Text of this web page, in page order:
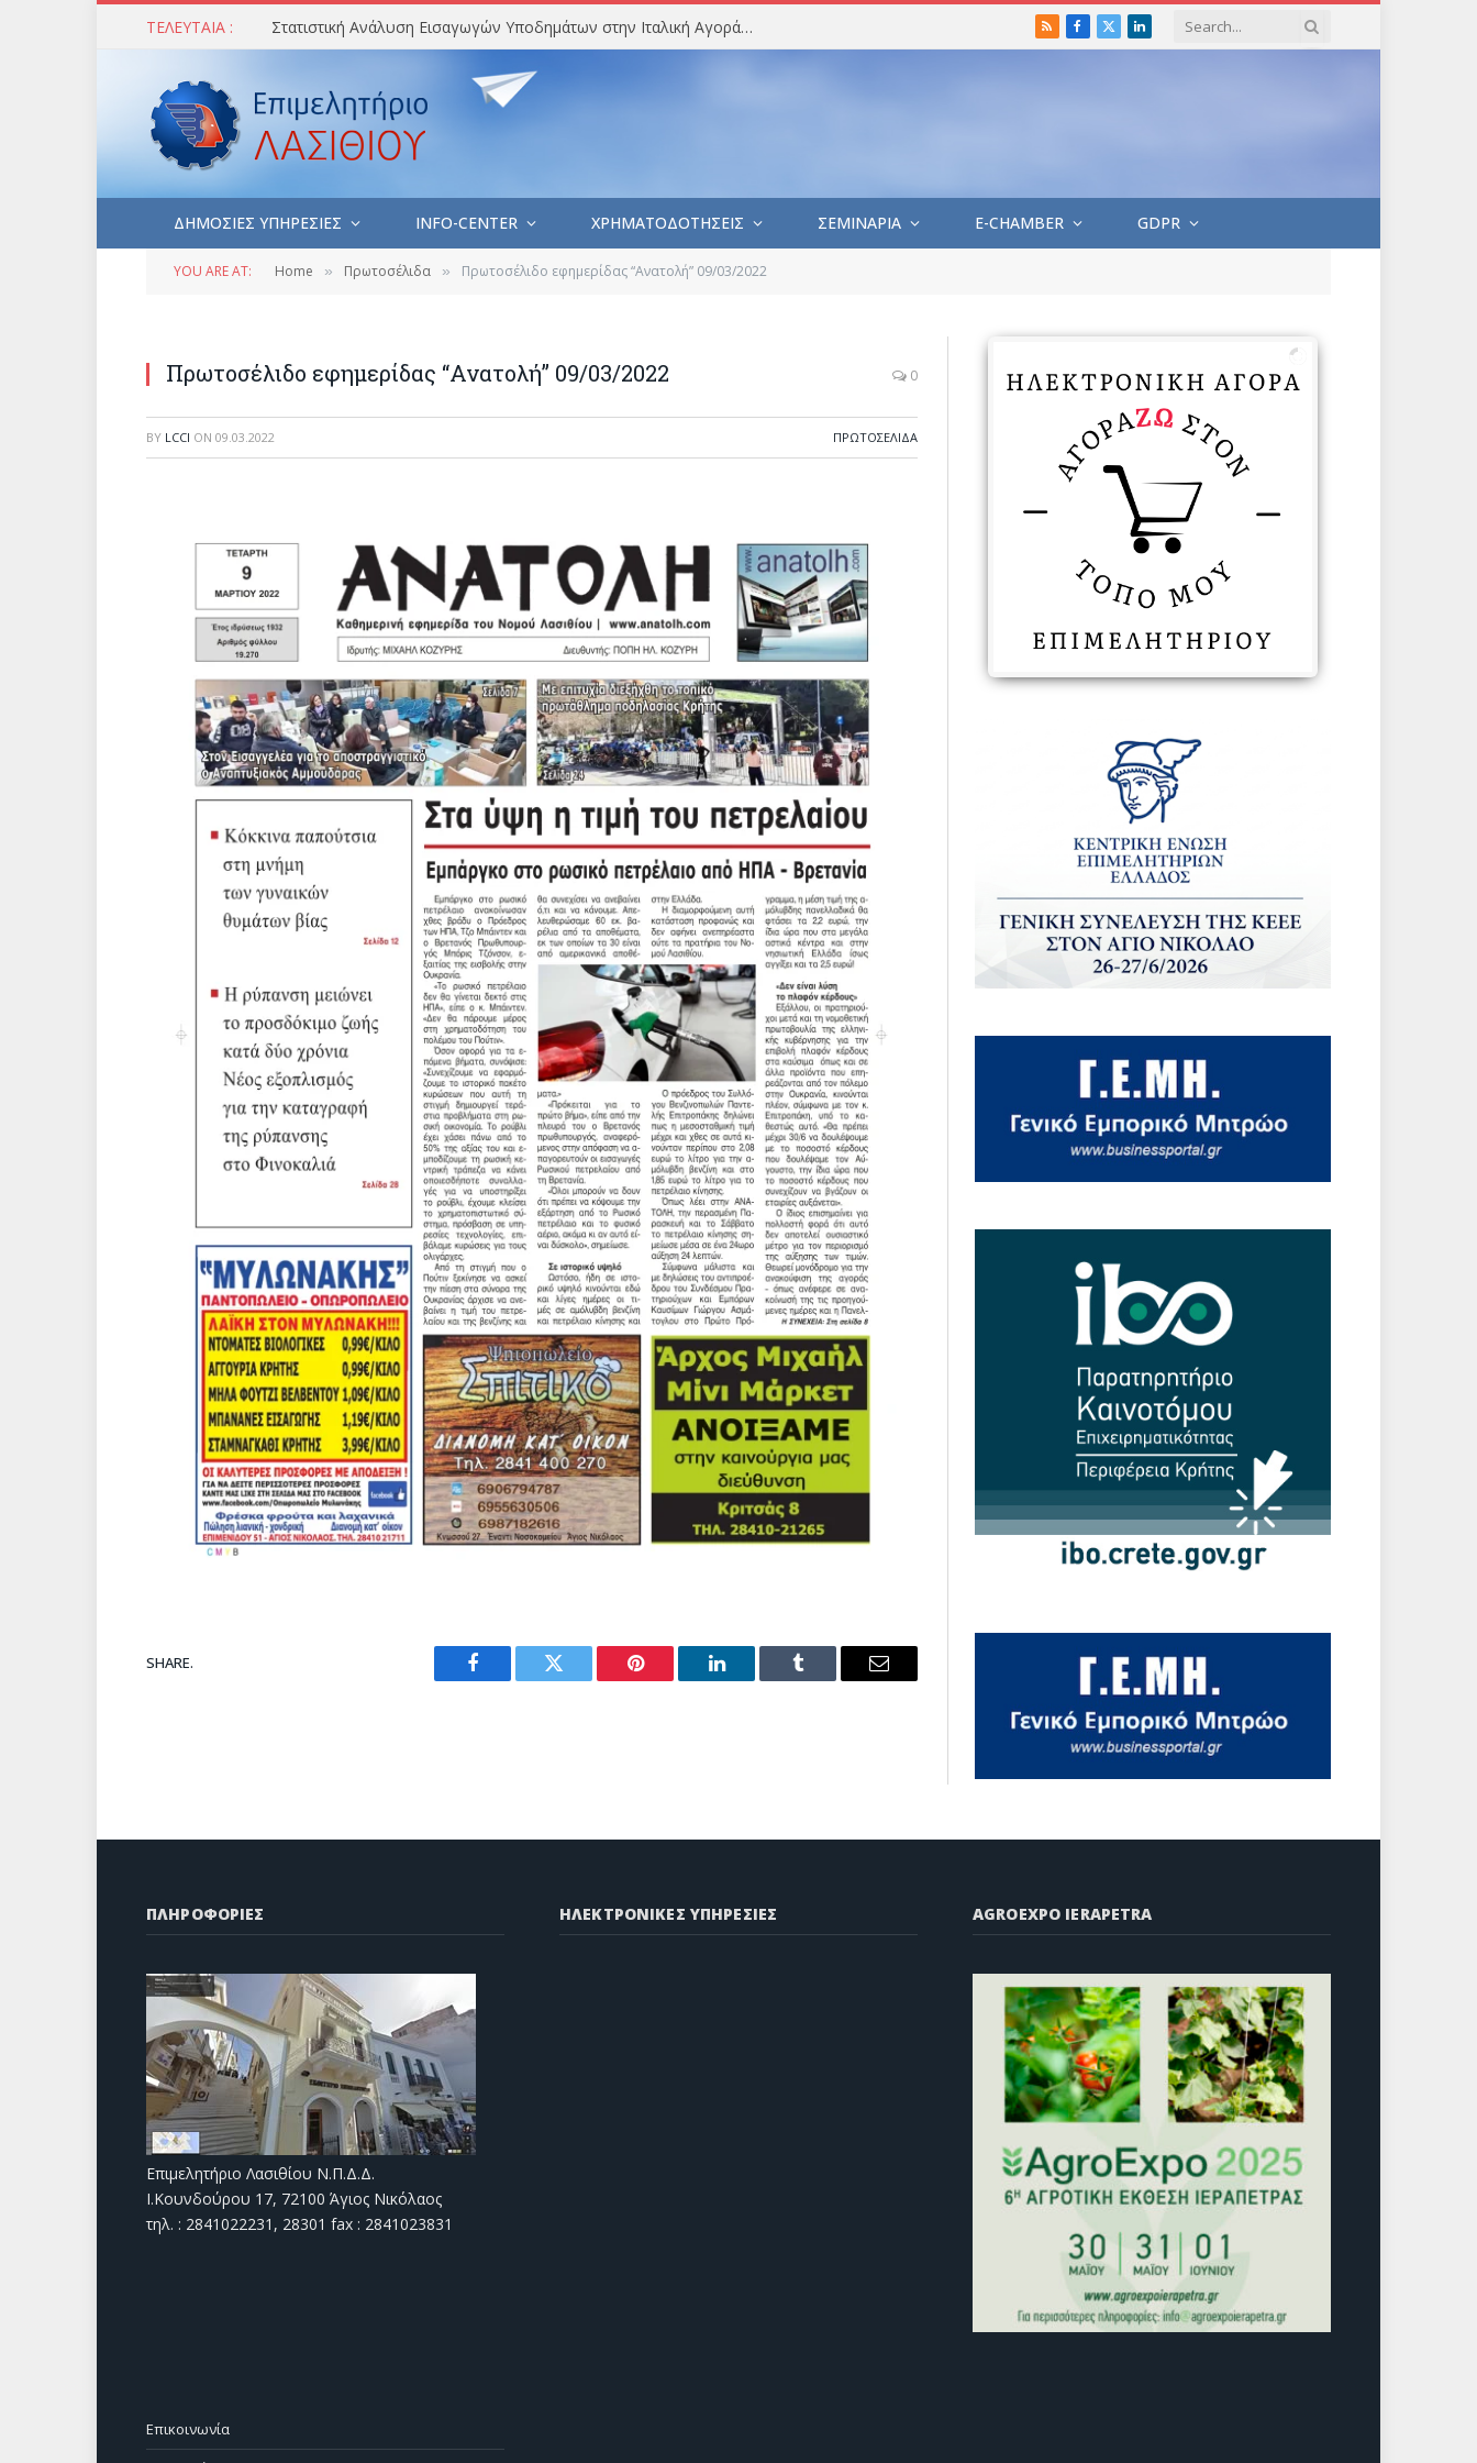
ΤΕΛΕΥΤΑΙΑ : Στατιστική Ανάλυση Εισαγωγών Υποδημάτων στην Ιταλική Αγορά (Ιούλιος 2026) RSSFacebook
X
LinkedIn
ΔΗΜΟΣΙΕΣ ΥΠΗΡΕΣΙΕΣ INFO-CENTER ΧΡΗΜΑΤΟΔΟΤΗΣΕΙΣ ΣΕΜΙΝΑΡΙΑ E-CHAMBER GDPR
YOU ARE AT: Home » Πρωτοσέλιδα » Πρωτοσέλιδο εφημερίδας “Ανατολή” 09/03/2022
Πρωτοσέλιδο εφημερίδας “Ανατολή” 09/03/2022 0
BY LCCI ON 09.03.2022 ΠΡΩΤΟΣΈΛΙΔΑ
SHARE.
Facebook Twitter Pinterest LinkedIn Tumblr Email
ΠΛΗΡΟΦΟΡΙΕΣ
Επιμελητήριο Λασιθίου Ν.Π.Δ.Δ.
Ι.Κουνδούρου 17, 72100 Άγιος Νικόλαος
τηλ. : 2841022231, 28301 fax : 2841023831
ΗΛΕΚΤΡΟΝΙΚΕΣ ΥΠΗΡΕΣΙΕΣ AGROEXPO IERAPETRA
Επικοινωνία